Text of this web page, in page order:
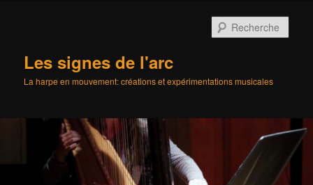
Les signes de l'arc
La harpe en mouvement: créations et expérimentations musicales